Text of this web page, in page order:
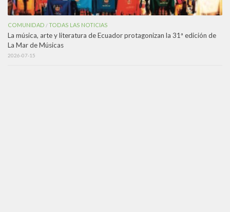
COMUNIDAD /TODAS LAS NOTICIAS
La música, arte y literatura de Ecuador protagonizan la 31ª edición de
La Mar de Músicas
2026-07-15